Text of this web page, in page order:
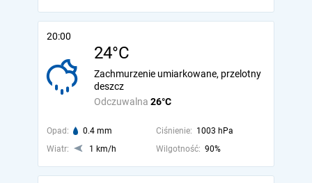
20:00
24°C
Odczuwalna 26°C
Zachmurzenie umiarkowane, przelotny
deszcz
Opad: 0.4 mm Ciśnienie: 1003 hPa
Wiatr:
1 km/h Wilgotność: 90%